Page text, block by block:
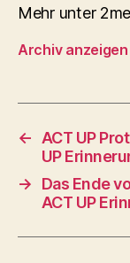
Mehr unter
Archiv anzeigen
←
ACT UP
UP
→
Das Ende
ACT UP